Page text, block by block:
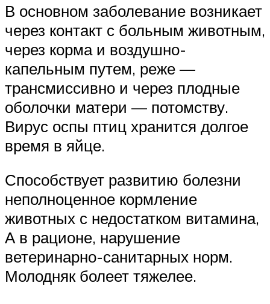
В основном заболевание возникает
через контакт с больным животным,
через корма и воздушно-
капельным путем, реже —
трансмиссивно и через плодные
оболочки матери — потомству.
Вирус оспы птиц хранится долгое
время в яйце.
Способствует развитию болезни
неполноценное кормление
животных с недостатком витамина,
А в рационе, нарушение
ветеринарно-санитарных норм.
Молодняк болеет тяжелее.